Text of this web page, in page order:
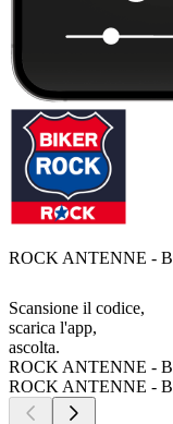
ROCK ANTENNE -
Scansione il codice,
scarica l'app,
ascolta.
ROCK ANTENNE -
ROCK ANTENNE -